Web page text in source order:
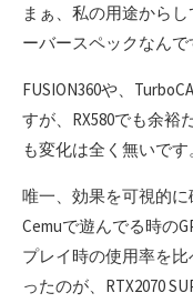
まぁ、私の用途からし
ーバースペックなんで
FUSION360や、
すが、RX580でも余裕
も変化は全く無いです
唯一、効果を可視的
Cemuで遊んでる時の
プレイ時の使用率を比
ったのが、RTX2070